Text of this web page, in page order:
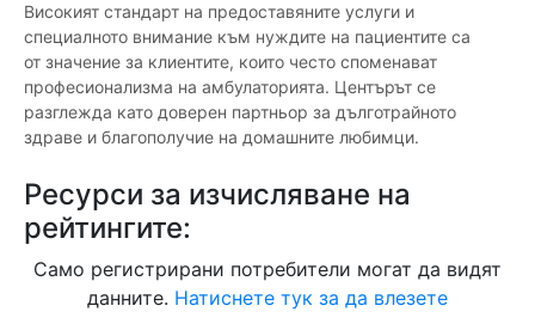
Високият стандарт на предоставяните услуги и
специалното внимание към нуждите на пациентите са
от значение за клиентите, които често споменават
професионализма на амбулаторията. Центърът се
разглежда като доверен партньор за дълготрайното
здраве и благополучие на домашните любимци.
Ресурси за изчисляване на
рейтингите:
Само регистрирани потребители могат да видят
данните. Натиснете тук за да влезете